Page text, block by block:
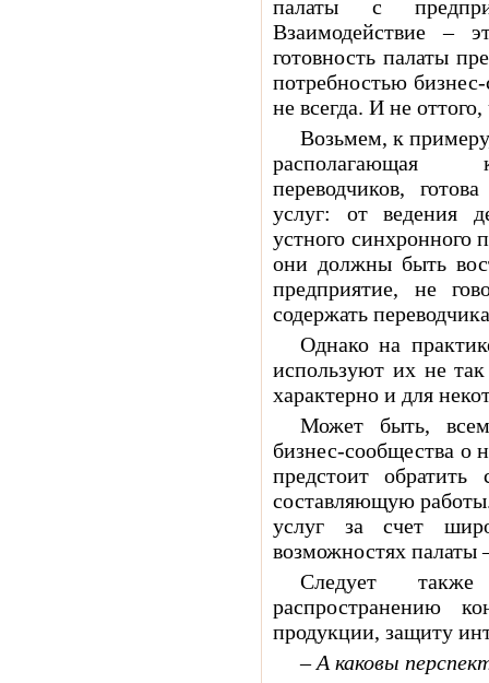
палаты с
Взаимодействие –
готовность палаты
потребностью
не всегда. И не
Возьмем, к
располагающая
переводчиков,
услуг: от ведения
устного синхронного
они должны быть
предприятие, не
содержать
Однако на
используют их не
характерно и для
Может быть,
бизнес-сообщества о
предстоит
составляющую
услуг за счет
возможностях палаты
Следует также
распространению
продукции, защиту
– А каковы